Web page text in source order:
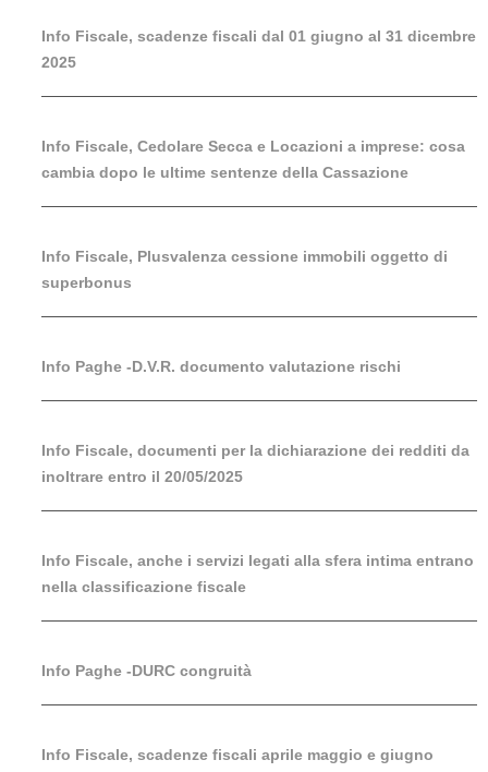
Info Fiscale, scadenze fiscali dal 01 giugno al 31 dicembre
2025
Info Fiscale, Cedolare Secca e Locazioni a imprese: cosa
cambia dopo le ultime sentenze della Cassazione
Info Fiscale, Plusvalenza cessione immobili oggetto di
superbonus
Info Paghe -D.V.R. documento valutazione rischi
Info Fiscale, documenti per la dichiarazione dei redditi da
inoltrare entro il 20/05/2025
Info Fiscale, anche i servizi legati alla sfera intima entrano
nella classificazione fiscale
Info Paghe -DURC congruità
Info Fiscale, scadenze fiscali aprile maggio e giugno